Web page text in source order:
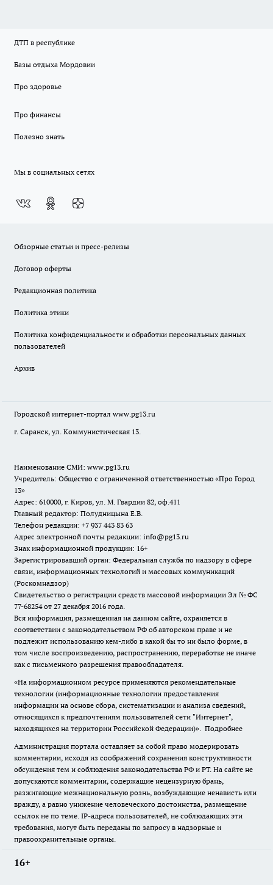
ДТП в республике
Базы отдыха Мордовии
Про здоровье
Про финансы
Полезно знать
Мы в социальных сетях
Обзорные статьи и пресс-релизы
Договор оферты
Редакционная политика
Политика этики
Политика конфиденциальности и обработки персональных данных
пользователей
Архив
Городской интернет-портал www.pg13.ru
г. Саранск, ул. Коммунистическая 13.
Наименование СМИ: www.pg13.ru
Учредитель: Общество с ограниченной ответственностью «Про Город
13»
Адрес: 610000, г. Киров, ул. М. Гвардии 82, оф.411
Главный редактор: Полудницына Е.В.
Телефон редакции: +7 937 443 83 63
Адрес электронной почты редакции: info@pg13.ru
Знак информационной продукции: 16+
Зарегистрировавший орган: Федеральная служба по надзору в сфере
связи, информационных технологий и массовых коммуникаций
(Роскомнадзор)
Свидетельство о регистрации средств массовой информации Эл № ФС
77-68254 от 27 декабря 2016 года.
Вся информация, размещенная на данном сайте, охраняется в
соответствии с законодательством РФ об авторском праве и не
подлежит использованию кем-либо в какой бы то ни было форме, в
том числе воспроизведению, распространению, переработке не иначе
как с письменного разрешения правообладателя.
«На информационном ресурсе применяются рекомендательные
технологии (информационные технологии предоставления
информации на основе сбора, систематизации и анализа сведений,
относящихся к предпочтениям пользователей сети "Интернет",
находящихся на территории Российской Федерации)». Подробнее
Администрация портала оставляет за собой право модерировать
комментарии, исходя из соображений сохранения конструктивности
обсуждения тем и соблюдения законодательства РФ и РТ. На сайте не
допускаются комментарии, содержащие нецензурную брань,
разжигающие межнациональную рознь, возбуждающие ненависть или
вражду, а равно унижение человеческого достоинства, размещение
ссылок не по теме. IP-адреса пользователей, не соблюдающих эти
требования, могут быть переданы по запросу в надзорные и
правоохранительные органы.
16+